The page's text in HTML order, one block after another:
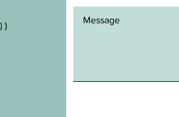
)